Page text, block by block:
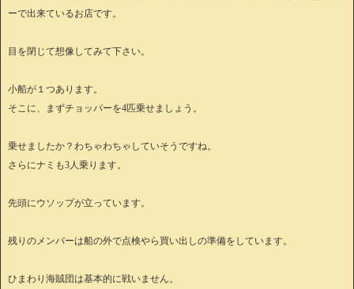
ーで出来ているお店です。
目を閉じて想像してみて下さい。
小船が１つあります。
そこに、まずチョッパーを4匹乗せましょう。
乗せましたか？わちゃわちゃしていそうですね。
さらにナミも3人乗ります。
先頭にウソップが立っています。
残りのメンバーは船の外で点検やら買い出しの準備をしています。
ひまわり海賊団は基本的に戦いません。